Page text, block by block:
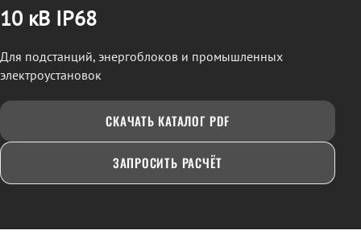
10 кВ IP68
Для подстанций, энергоблоков и промышленных
электроустановок
СКАЧАТЬ КАТАЛОГ PDF
ЗАПРОСИТЬ РАСЧЁТ